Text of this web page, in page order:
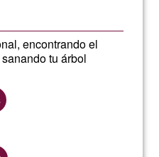
encontrando el
tu árbol